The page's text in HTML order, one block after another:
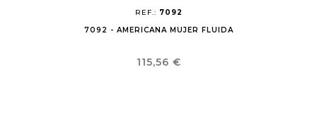
REF.: 7092
7092 - AMERICANA MUJER FLUIDA
Precio
115,56 €